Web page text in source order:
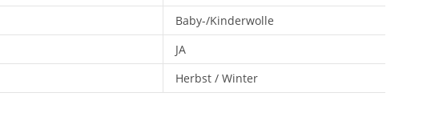
Baby-/Kinderwolle
JA
Herbst / Winter